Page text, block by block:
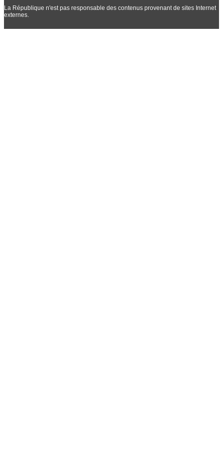
La République n'est pas responsable des contenus provenant de sites Internet
externes.